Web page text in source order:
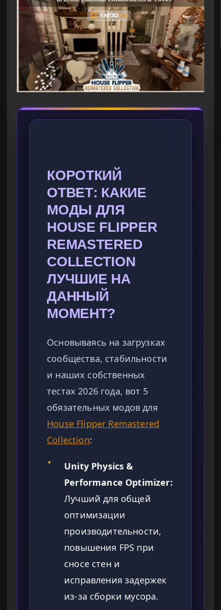
КОРОТКИЙ
ОТВЕТ: КАКИЕ
МОДЫ ДЛЯ
HOUSE FLIPPER
REMASTERED
COLLECTION
ЛУЧШИЕ НА
ДАННЫЙ
МОМЕНТ?
Основываясь на загрузках
сообщества, стабильности
и наших собственных
тестах 2026 года, вот 5
обязательных модов для
House Flipper Remastered
Collection:
✦
Unity Physics &
Performance Optimizer:
Лучший для общей
оптимизации
производительности,
повышения FPS при
сносе стен и
исправления задержек
из-за сборки мусора.